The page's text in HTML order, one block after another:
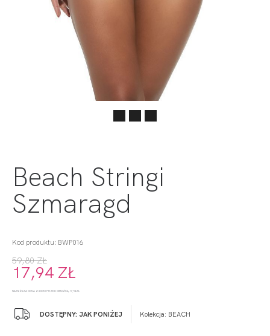
Beach Stringi
Szmaragd
Kod produktu: BWP016
59,80 ZŁ
17,94 ZŁ
NAJNIŻSZA CENA Z 30 DNI PRZED OBNIŻKĄ: 17,94 ZŁ
DOSTĘPNY: JAK PONIŻEJ Kolekcja: BEACH